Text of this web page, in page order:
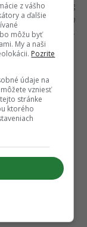
prípade, že máš
napíš nám
.
z vášho
a ďalšie
môžu byť
My a naši
Pozrite
údaje na
vzniesť
stránke
ktorého